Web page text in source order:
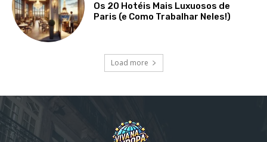
Os 20 Hotéis Mais Luxuosos de
Paris (e Como Trabalhar Neles!)
Load more